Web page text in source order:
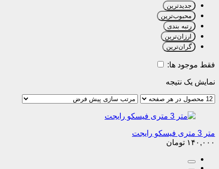
جدیدترین
محبوب‌ترین
رتبه بندی
ارزان‌ترین
گران‌ترین
فقط موجود ها:
نمایش یک نتیجه
متر 3 متری فیسکو رایجت
۱۴۰,۰۰۰ تومان